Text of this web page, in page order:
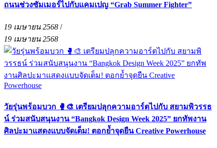
ถนนช่วงซัมเมอร์ไปกับแคมเปญ “Grab Summer Fighter”
19 เมษายน 2568 /
19 เมษายน 2568
วัยรุ่นพร้อมบวก 🥊🎨 เตรียมปลุกความอาร์ตไปกับ สยามพิวรรธ
น์ ร่วมสนับสนุนงาน “Bangkok Design Week 2025” ยกทัพงาน
ศิลปะมาแสดงแบบจัดเต็ม! ตอกย้ำจุดยืน Creative Powerhouse